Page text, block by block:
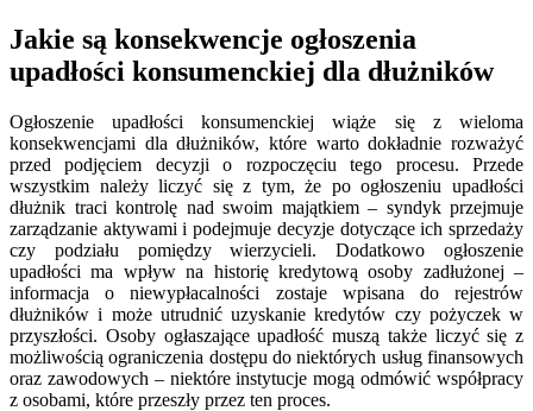
Jakie są konsekwencje ogłoszenia
upadłości konsumenckiej dla dłużników
Ogłoszenie upadłości konsumenckiej wiąże się z wieloma
konsekwencjami dla dłużników, które warto dokładnie rozważyć
przed podjęciem decyzji o rozpoczęciu tego procesu. Przede
wszystkim należy liczyć się z tym, że po ogłoszeniu upadłości
dłużnik traci kontrolę nad swoim majątkiem – syndyk przejmuje
zarządzanie aktywami i podejmuje decyzje dotyczące ich sprzedaży
czy podziału pomiędzy wierzycieli. Dodatkowo ogłoszenie
upadłości ma wpływ na historię kredytową osoby zadłużonej –
informacja o niewypłacalności zostaje wpisana do rejestrów
dłużników i może utrudnić uzyskanie kredytów czy pożyczek w
przyszłości. Osoby ogłaszające upadłość muszą także liczyć się z
możliwością ograniczenia dostępu do niektórych usług finansowych
oraz zawodowych – niektóre instytucje mogą odmówić współpracy
z osobami, które przeszły przez ten proces.